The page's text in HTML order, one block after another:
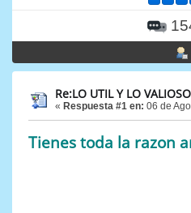
Re:LO UTIL Y LO
« Respuesta #1 en: 06 de
Tienes toda la razon